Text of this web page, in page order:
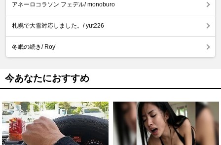
アネーロコラソン フェデル/ monoburo
札幌で大雪対応しました。/ yut226
冬眠の続き/ Roy’
今あなたにおすすめ